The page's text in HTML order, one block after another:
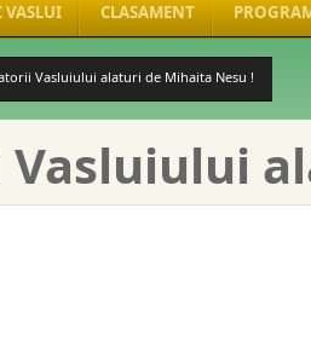
VASLUI CLASAMENT
Vasluiului alaturi de Mihaita Nesu !
Vasluiului